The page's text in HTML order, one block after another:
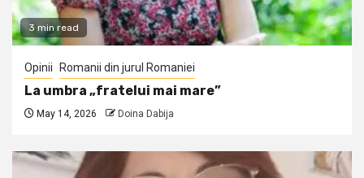
3 min read
Opinii Romanii din jurul Romaniei
La umbra „fratelui mai mare”
May 14, 2026 Doina Dabija